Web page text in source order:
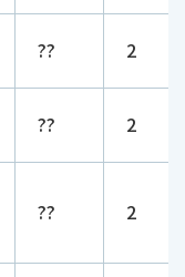
?? 2
?? 2
?? 2